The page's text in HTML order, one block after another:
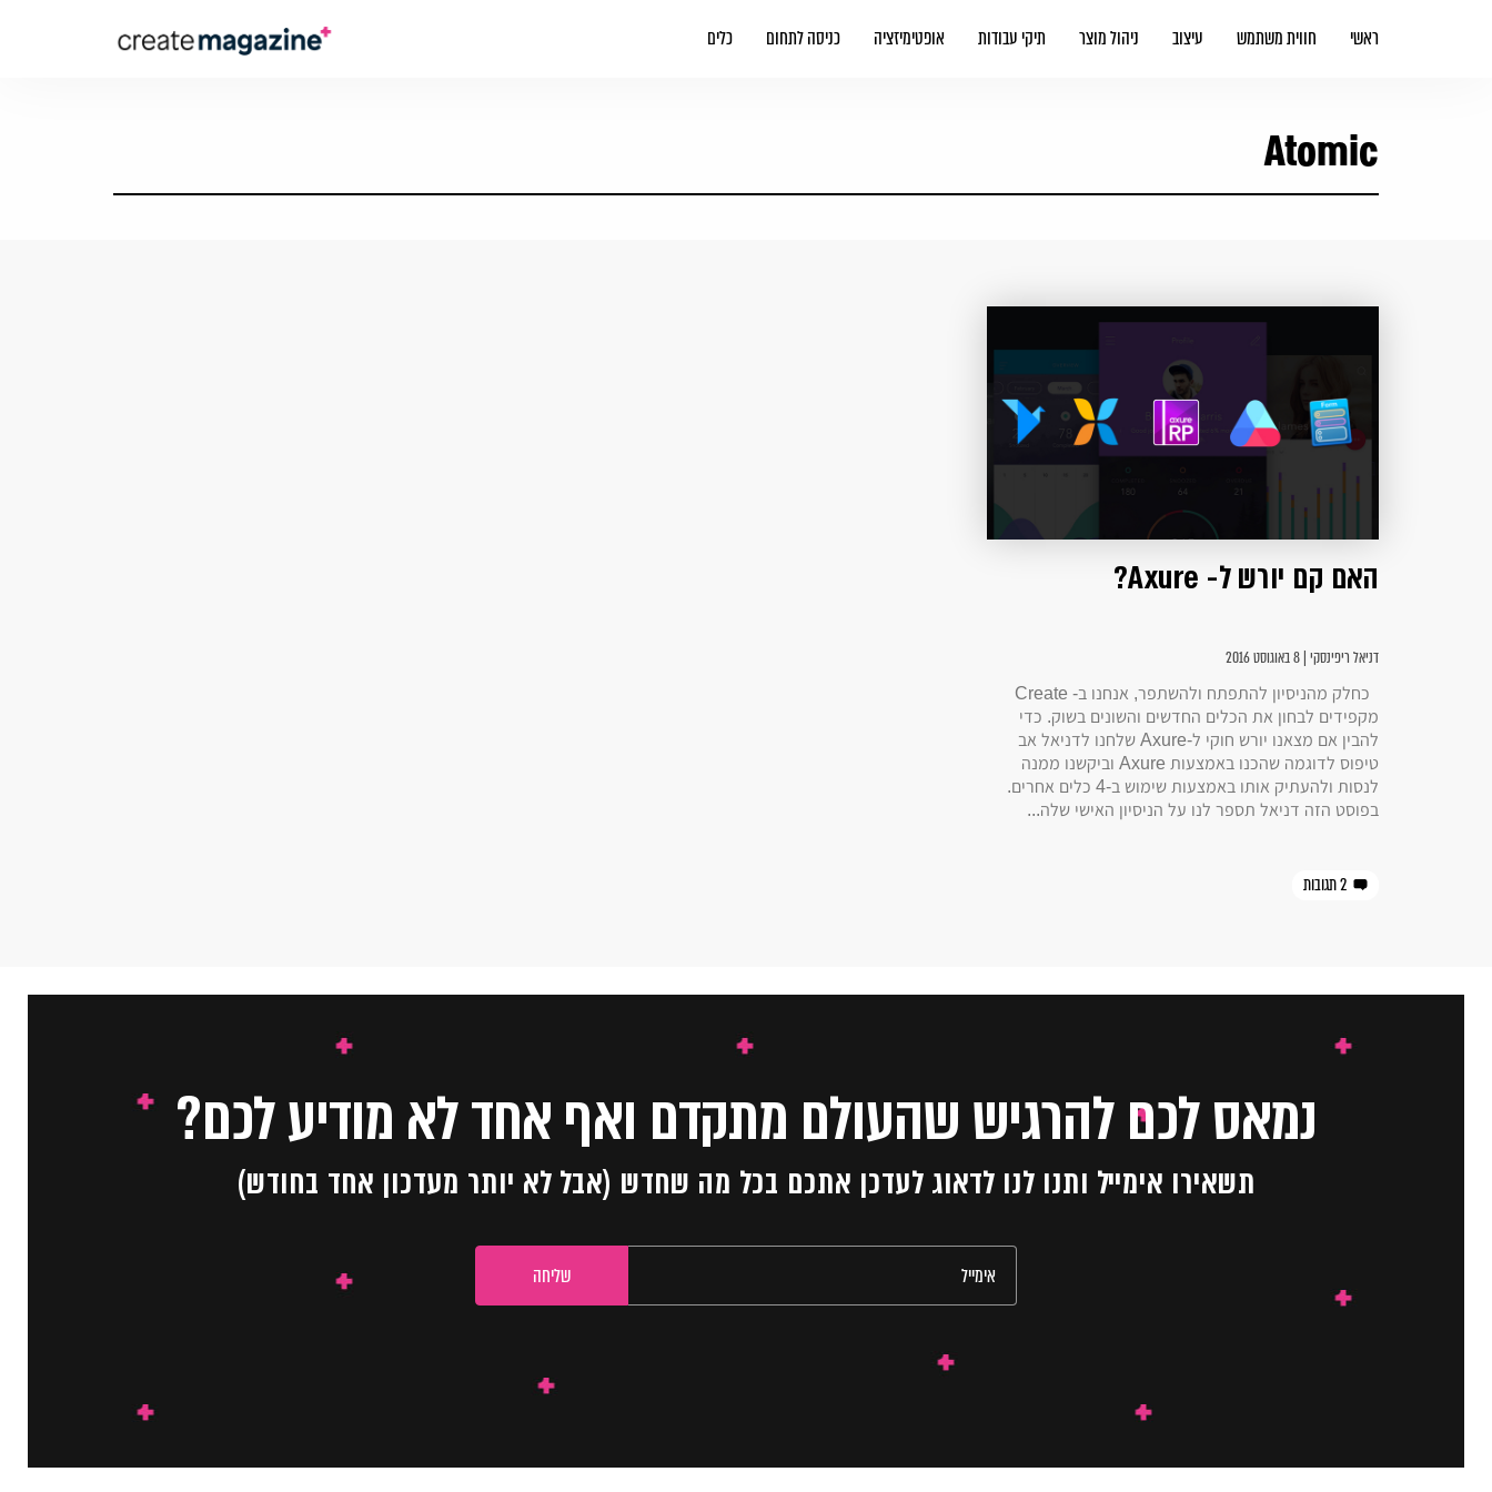
ראשי חווית משתמש עיצוב ניהול מוצר תיקי עבודות אופטימיזציה כניסה לתחום כלים
Atomic
האם קם יורש ל- Axure?
דניאל ריפינסקי | 8 באוגוסט 2016
כחלק מהניסיון להתפתח ולהשתפר, אנחנו ב- Create
מקפידים לבחון את הכלים החדשים והשונים בשוק. כדי
להבין אם מצאנו יורש חוקי ל-Axure שלחנו לדניאל אב
טיפוס לדוגמה שהכנו באמצעות Axure וביקשנו ממנה
לנסות ולהעתיק אותו באמצעות שימוש ב-4 כלים אחרים.
בפוסט הזה דניאל תספר לנו על הניסיון האישי שלה...
2 תגובות
נמאס לכם להרגיש שהעולם מתקדם ואף אחד לא מודיע לכם?
תשאירו אימייל ותנו לנו לדאוג לעדכן אתכם בכל מה שחדש (אבל לא יותר מעדכון אחד בחודש)